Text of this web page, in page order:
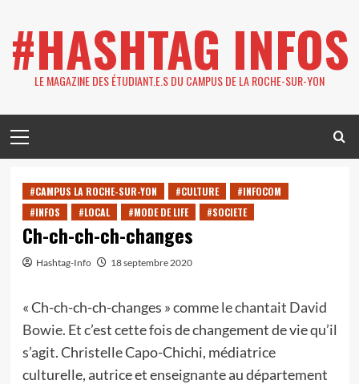
content
#HASHTAG INFOS
LE MAGAZINE DES ÉTUDIANT.E.S DU CAMPUS DE LA ROCHE-SUR-YON
Menu
#CAMPUS LA ROCHE-SUR-YON #CULTURE
#INFOCOM
#INFOS
#LOCAL #MODE DE LIFE #SOCIETE
Ch-ch-ch-ch-changes
Hashtag-Info 18 septembre 2020
« Ch-ch-ch-ch-changes »comme le chantait David
Bowie. Et c’est cette fois de changement de vie qu’il
s’agit. Christelle Capo-Chichi, médiatrice
culturelle, autrice et enseignante au département